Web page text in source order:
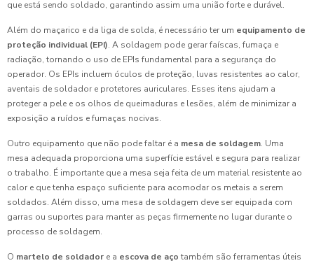
que está sendo soldado, garantindo assim uma união forte e durável.
Além do maçarico e da liga de solda, é necessário ter um equipamento de
proteção individual (EPI). A soldagem pode gerar faíscas, fumaça e
radiação, tornando o uso de EPIs fundamental para a segurança do
operador. Os EPIs incluem óculos de proteção, luvas resistentes ao calor,
aventais de soldador e protetores auriculares. Esses itens ajudam a
proteger a pele e os olhos de queimaduras e lesões, além de minimizar a
exposição a ruídos e fumaças nocivas.
Outro equipamento que não pode faltar é a mesa de soldagem. Uma
mesa adequada proporciona uma superfície estável e segura para realizar
o trabalho. É importante que a mesa seja feita de um material resistente ao
calor e que tenha espaço suficiente para acomodar os metais a serem
soldados. Além disso, uma mesa de soldagem deve ser equipada com
garras ou suportes para manter as peças firmemente no lugar durante o
processo de soldagem.
O martelo de soldador e a escova de aço também são ferramentas úteis